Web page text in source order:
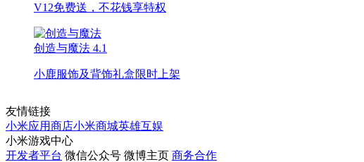
V12免费送，不花钱享特权
创造与魔法 4.1
小鹿服饰及背饰礼盒限时上架
友情链接
小米应用商店小米商城英雄互娱
小米游戏中心
开发者平台 微信公众号 微博主页 商务合作